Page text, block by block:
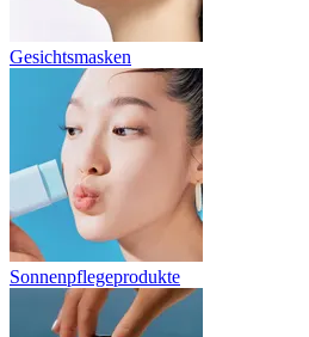
Gesichtsmasken
Sonnenpflegeprodukte